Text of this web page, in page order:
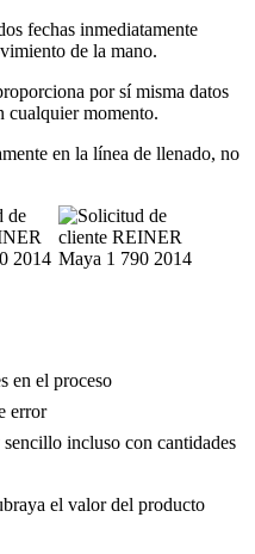
fechas inmediatamente
de la mano.
por sí misma datos
cualquier momento.
en la línea de llenado, no
en el proceso
error
incluso con cantidades
el valor del producto